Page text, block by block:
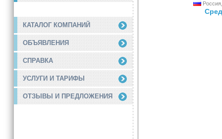
КАТАЛОГ КОМПАНИЙ
ОБЪЯВЛЕНИЯ
СПРАВКА
УСЛУГИ И ТАРИФЫ
ОТЗЫВЫ И ПРЕДЛОЖЕНИЯ
Россия,